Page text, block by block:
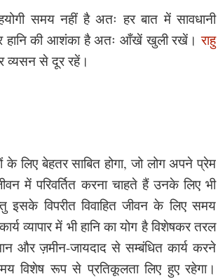
समय नहीं है अतः हर बात में सावधानी
हानि की आशंका है अतः आँखें खुली रखें।राहु
व्यसन से दूर रहें।
के लिए बेहतर साबित होगा, जो लोग अपने प्रेम
में परिवर्तित करना चाहते हैं उनके लिए भी
इसके विपरीत विवाहित जीवन के लिए समय
व्यापार में भी हानि का योग है विशेषकर तरल
और ज़मीन-जायदाद से सम्बंधित कार्य करने
विशेष रूप से प्रतिकूलता लिए हुए रहेगा।